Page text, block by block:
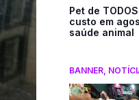
Pet de
custo em
saúde animal
BANNER